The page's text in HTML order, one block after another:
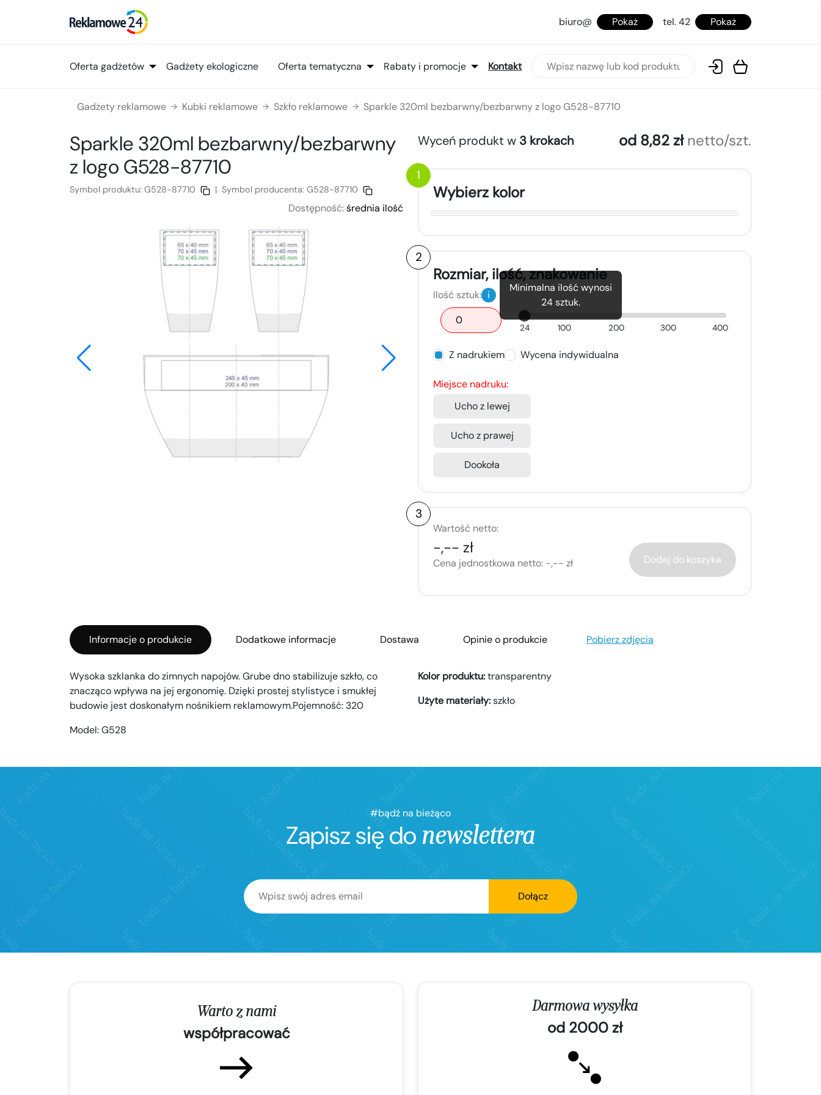
biuro@ Pokaż tel. 42 Pokaż
Oferta gadżetów Gadżety ekologiczne Oferta tematyczna Rabaty i promocje Kontakt
Gadżety reklamowe → Kubki reklamowe → Szkło reklamowe → Sparkle 320ml bezbarwny/bezbarwny z logo G528-87710
Sparkle 320ml bezbarwny/bezbarwny
z logo G528-87710
Symbol produktu: G528-87710 | Symbol producenta: G528-87710
Dostępność:średnia ilość
Wyceń produkt w 3 krokach od 8,82 zł netto/szt.
1
Wybierz kolor
2
Rozmiar, ilość, znakowanie
Ilość sztuk: i
Minimalna ilość wynosi
24sztuk.
24 100 200 300 400
Z nadrukiem Wycena indywidualna
Miejsce nadruku:
Ucho z lewej
Ucho z prawej
Dookoła
3
Wartość netto:
-,-- zł
Cena jednostkowa netto: -,-- zł Dodaj do koszyka
Informacje o produkcie Dodatkowe informacje Dostawa Opinie o produkcie Pobierz zdjęcia
Wysoka szklanka do zimnych napojów. Grube dno stabilizuje szkło, co
znacząco wpływa na jej ergonomię. Dzięki prostej stylistyce i smukłej
budowie jest doskonałym nośnikiem reklamowym.Pojemność: 320
Model:G528
Kolor produktu:transparentny
Użyte materiały:szkło
#bądź na bieżąco
Zapisz się do newslettera
Dołącz
Warto z nami
współpracować
Darmowa wysyłka
od 2000 zł